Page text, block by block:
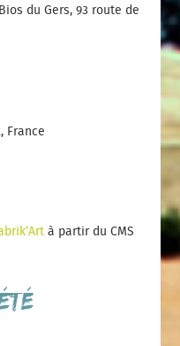
du Gers, 93 route de
France
à partir du CMS